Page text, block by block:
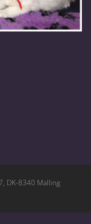
DK-8340 Malling